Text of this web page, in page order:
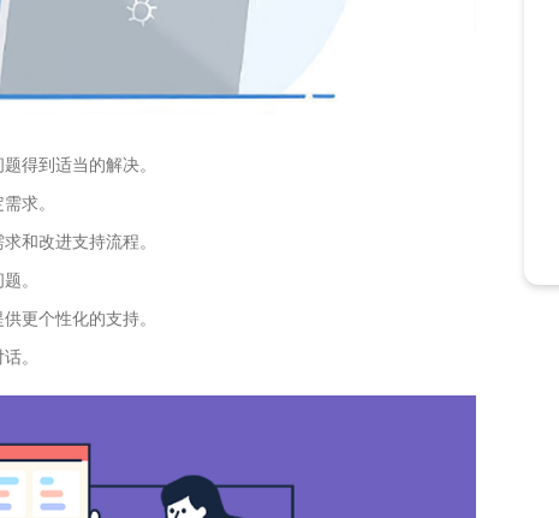
得到适当的解决。
求。
和改进支持流程。
。
更个性化的支持。
。